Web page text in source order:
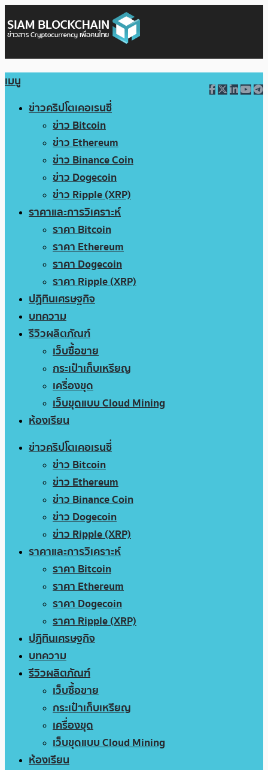
เมนู
ข่าวคริปโตเคอเรนซี่
ข่าว Bitcoin
ข่าว Ethereum
ข่าว Binance Coin
ข่าว Dogecoin
ข่าว Ripple (XRP)
ราคาและการวิเคราะห์
ราคา Bitcoin
ราคา Ethereum
ราคา Dogecoin
ราคา Ripple (XRP)
ปฏิทินเศรษฐกิจ
บทความ
รีวิวผลิตภัณฑ์
เว็บซื้อขาย
กระเป๋าเก็บเหรียญ
เครื่องขุด
เว็บขุดแบบ Cloud Mining
ห้องเรียน
ข่าวคริปโตเคอเรนซี่
ข่าว Bitcoin
ข่าว Ethereum
ข่าว Binance Coin
ข่าว Dogecoin
ข่าว Ripple (XRP)
ราคาและการวิเคราะห์
ราคา Bitcoin
ราคา Ethereum
ราคา Dogecoin
ราคา Ripple (XRP)
ปฏิทินเศรษฐกิจ
บทความ
รีวิวผลิตภัณฑ์
เว็บซื้อขาย
กระเป๋าเก็บเหรียญ
เครื่องขุด
เว็บขุดแบบ Cloud Mining
ห้องเรียน